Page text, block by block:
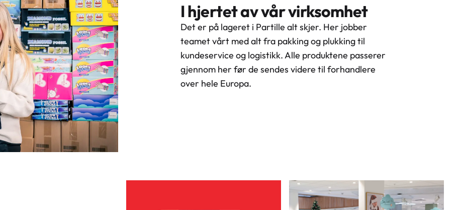
I hjertet av vår virksomhet
Det er på lageret i Partille alt skjer. Her jobber
teamet vårt med alt fra pakking og plukking til
kundeservice og logistikk. Alle produktene passerer
gjennom her før de sendes videre til forhandlere
over hele Europa.